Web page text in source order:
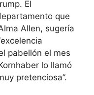
El
que
Allen, sugería
pabellón el mes
lo llamó
pretenciosa”.